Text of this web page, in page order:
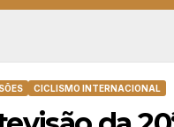
CICLISMO INTERNACIONAL